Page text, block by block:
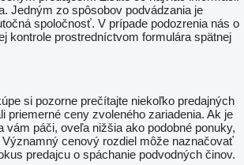
Jedným zo spôsobov podvádzania je
spoločnosť. V prípade podozrenia nás o
kontrole prostredníctvom formulára spätnej
si pozorne prečítajte niekoľko predajných
priemerné ceny zvoleného zariadenia. Ak je
vám páči, oveľa nižšia ako podobné ponuky,
cenový rozdiel môže naznačovať
predajcu o spáchanie podvodných činov.